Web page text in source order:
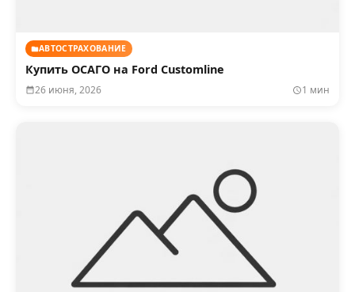
АВТОСТРАХОВАНИЕ
Купить ОСАГО на Ford Customline
26 июня, 2026 1 мин